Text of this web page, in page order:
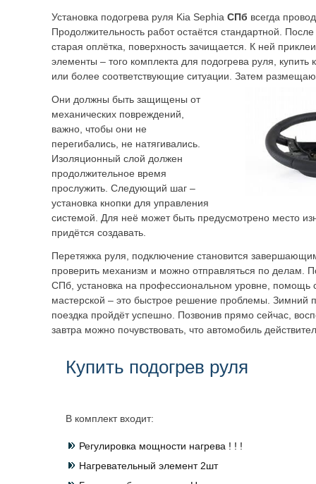
Установка подогрева руля Kia Sephia СПб всегда
Продолжительность работ остаётся стандартной.
старая оплётка, поверхность зачищается. К ней
элементы – того комплекта для подогрева руля, купить
или более соответствующие ситуации. Затем
Они должны быть защищены от
механических повреждений,
важно, чтобы они не
перегибались, не натягивались.
Изоляционный слой должен
продолжительное время
прослужить. Следующий шаг –
установка кнопки для управления
системой. Для неё может быть предусмотрено место
придётся создавать.
Перетяжка руля, подключение становится
проверить механизм и можно отправляться по делам.
СПб, установка на профессиональном уровне, помощь
мастерской – это быстрое решение проблемы. Зимний
поездка пройдёт успешно. Позвонив прямо сейчас,
завтра можно почувствовать, что автомобиль
Купить подогрев руля
В комплект входит:
Регулировка мощности нагрева ! ! !
Нагревательный элемент 2шт